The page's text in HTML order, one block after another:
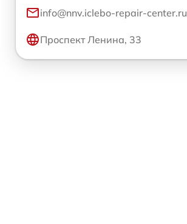
info@nnv.iclebo-repair-center.ru
Проспект Ленина, 33